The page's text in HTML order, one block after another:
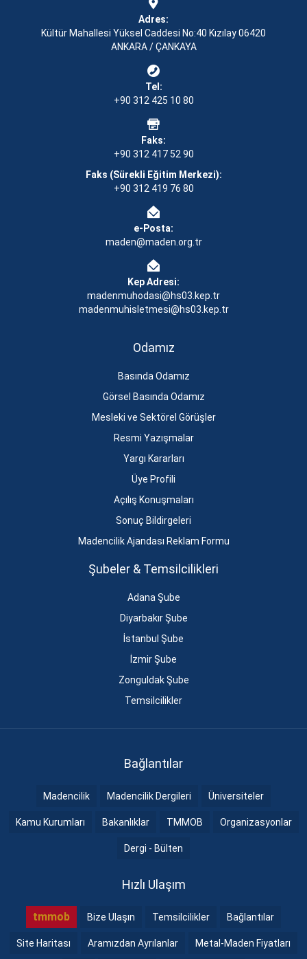
Adres:
Kültür Mahallesi Yüksel Caddesi No:40 Kızılay 06420
ANKARA / ÇANKAYA
Tel:
+90 312 425 10 80
Faks:
+90 312 417 52 90
Faks (Sürekli Eğitim Merkezi):
+90 312 419 76 80
e-Posta:
maden@maden.org.tr
Kep Adresi:
madenmuhodasi@hs03.kep.tr
madenmuhisletmesi@hs03.kep.tr
Odamız
Basında Odamız
Görsel Basında Odamız
Mesleki ve Sektörel Görüşler
Resmi Yazışmalar
Yargı Kararları
Üye Profili
Açılış Konuşmaları
Sonuç Bildirgeleri
Madencilik Ajandası Reklam Formu
Şubeler & Temsilcilikleri
Adana Şube
Diyarbakır Şube
İstanbul Şube
İzmir Şube
Zonguldak Şube
Temsilcilikler
Bağlantılar
Madencilik Madencilik Dergileri Üniversiteler
Kamu Kurumları Bakanlıklar TMMOB Organizasyonlar
Dergi - Bülten
Hızlı Ulaşım
tmmob Bize Ulaşın Temsilcilikler Bağlantılar
Site Haritası Aramızdan Ayrılanlar Metal-Maden Fiyatları